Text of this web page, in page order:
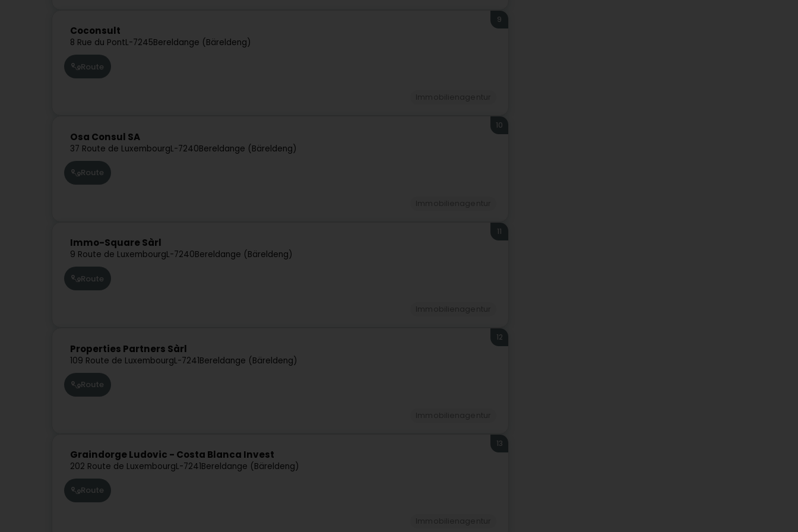
Coconsult
8 Rue du PontL-7245Bereldange (Bäreldeng)
9
Route
Osa Consul SA
37 Route de LuxembourgL-7240Bereldange (Bäreldeng)
10
Route
Immo-Square Sàrl
9 Route de LuxembourgL-7240Bereldange (Bäreldeng)
11
Route
Properties Partners Sàrl
109 Route de LuxembourgL-7241Bereldange (Bäreldeng)
12
Route
Graindorge Ludovic - Costa Blanca Invest
202 Route de LuxembourgL-7241Bereldange (Bäreldeng)
13
Route